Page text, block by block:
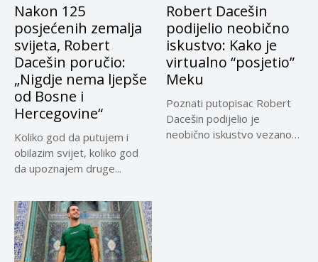
Nakon 125
posjećenih zemalja
svijeta, Robert
Dacešin poručio:
„Nigdje nema ljepše
od Bosne i
Hercegovine“
Koliko god da putujem i
obilazim svijet, koliko god
da upoznajem druge...
Robert Dacešin
podijelio neobično
iskustvo: Kako je
virtualno “posjetio”
Meku
Poznati putopisac Robert
Dacešin podijelio je
neobično iskustvo vezano